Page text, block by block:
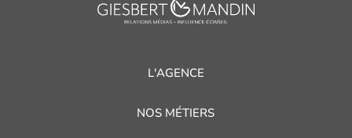
L'AGENCE
NOS MÉTIERS